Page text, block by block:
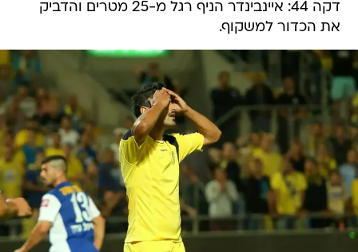
דקה 44: איינבינדר הניף רגל מ-25 מטרים והדביק
את הכדור למשקוף.